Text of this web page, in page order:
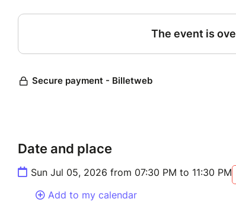
Date and place
Sun Jul 05, 2026 from 07:30 PM to 11:30 PM
Add to my calendar